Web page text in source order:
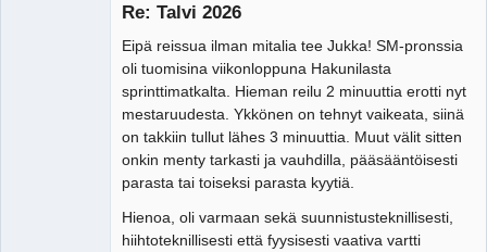
Re: Talvi 2026
Eipä reissua ilman mitalia tee Jukka! SM-pronssia
oli tuomisina viikonloppuna Hakunilasta
sprinttimatkalta. Hieman reilu 2 minuuttia erotti nyt
mestaruudesta. Ykkönen on tehnyt vaikeata, siinä
on takkiin tullut lähes 3 minuuttia. Muut välit sitten
onkin menty tarkasti ja vauhdilla, pääsääntöisesti
parasta tai toiseksi parasta kyytiä.
Hienoa, oli varmaan sekä suunnistusteknillisesti,
hiihtoteknillisesti että fyysisesti vaativa vartti